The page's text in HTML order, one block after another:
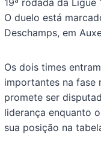
O duelo está
Deschamps, em
Os dois times
importantes na fase
promete ser
liderança enquanto
sua posição na